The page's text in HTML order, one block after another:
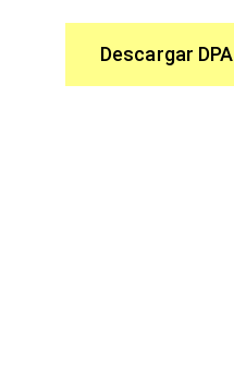
Descargar DPA